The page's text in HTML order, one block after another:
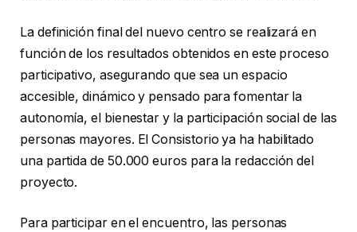
La definición final del nuevo centro se realizará en
función de los resultados obtenidos en este proceso
participativo, asegurando que sea un espacio
accesible, dinámico y pensado para fomentar la
autonomía, el bienestar y la participación social de las
personas mayores. El Consistorio ya ha habilitado
una partida de 50.000 euros para la redacción del
proyecto.
Para participar en el encuentro, las personas